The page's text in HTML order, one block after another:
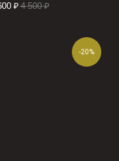
₽ 4 500 ₽
-20%